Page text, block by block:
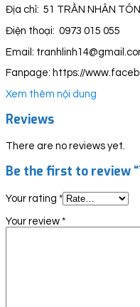
Địa chỉ: 51 TRẦN NHÂN
Điện thoại: 0973 015 055
Email:
Fanpage: https://
Xem thêm nội dung
Reviews
There are no reviews yet.
Be the first to review
Your rating *
Your review *